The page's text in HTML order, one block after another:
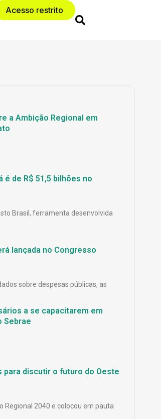
Acesso restrito
a Ambição Regional em
é de R$ 51,5 bilhões no
Brasil, ferramenta desenvolvida
lançada no Congresso
sobre despesas públicas, as
a se capacitarem em
Sebrae
para discutir o futuro do Oeste
Regional 2040 e colocou em pauta